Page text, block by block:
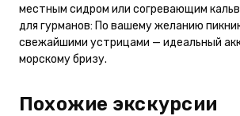
местным сидром или согревающим
для гурманов: По вашему желанию
свежайшими устрицами — идеальный
морскому бризу.
Похожие экскурсии